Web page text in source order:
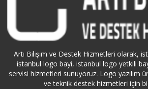
Artı Bilişim ve Destek Hizmetleri olarak,
istanbul logo bayi, istanbul logo yetkili
servisi hizmetleri sunuyoruz. Logo yazılım
ve teknik destek hizmetleri için